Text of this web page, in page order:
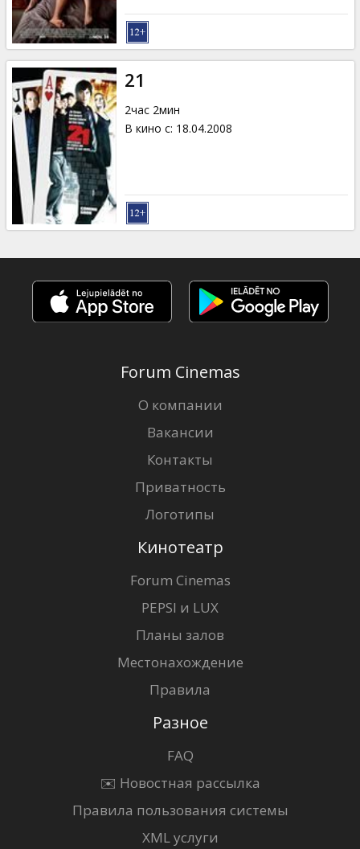
21
2час 2мин
В кино с: 18.04.2008
Forum Cinemas
О компании
Вакансии
Контакты
Приватность
Логотипы
Кинотеатр
Forum Cinemas
PEPSI и LUX
Планы залов
Местонахождение
Правила
Разное
FAQ
✉️ Новостная рассылка
Правила пользования системы
XML услуги